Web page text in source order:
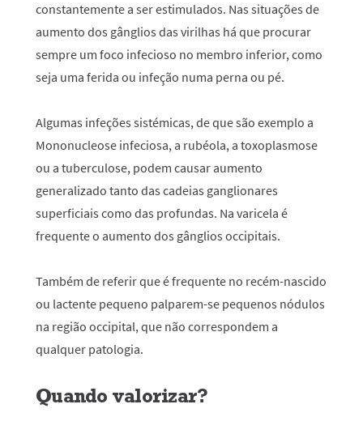
constantemente a ser estimulados. Nas situações de
aumento dos gânglios das virilhas há que procurar
sempre um foco infecioso no membro inferior, como
seja uma ferida ou infeção numa perna ou pé.
Algumas infeções sistémicas, de que são exemplo a
Mononucleose infeciosa, a rubéola, a toxoplasmose
ou a tuberculose, podem causar aumento
generalizado tanto das cadeias ganglionares
superficiais como das profundas. Na varicela é
frequente o aumento dos gânglios occipitais.
Também de referir que é frequente no recém-nascido
ou lactente pequeno palparem-se pequenos nódulos
na região occipital, que não correspondem a
qualquer patologia.
Quando valorizar?